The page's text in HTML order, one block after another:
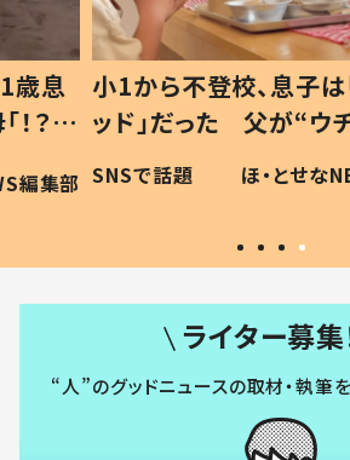
歳息
？」
編集部
小1から不登校、息子は
ッド」だった 父が“ウ
作り続ける理由とは #
#令和の子
SNSで話題 ほ・とせな
ライター募集
“人”のグッドニュースの取材・執筆